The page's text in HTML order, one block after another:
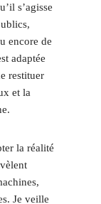
s’agisse
encore de
adaptée
restituer
et la
la réalité
Je veille